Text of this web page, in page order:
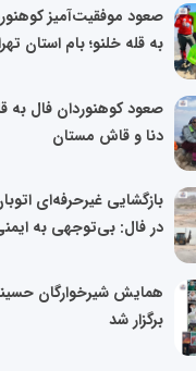
صعود موفقیت‌آمیز
به قله خلنو؛ بام استان
صعود کوهنوردان فال به
دنا و قاش مستان
بازگشایی غیرحرفه‌ای
در فال: بی‌توجهی به
همایش شیرخوارگان
برگزار شد